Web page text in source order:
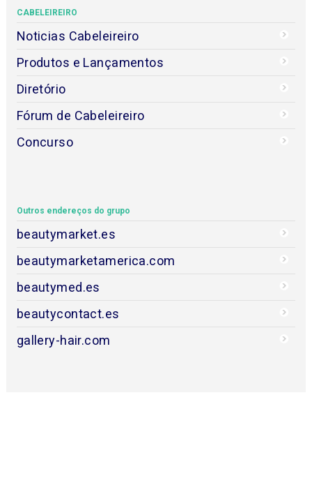
CABELEIREIRO
Noticias Cabeleireiro
Produtos e Lançamentos
Diretório
Fórum de Cabeleireiro
Concurso
Outros endereços do grupo
beautymarket.es
beautymarketamerica.com
beautymed.es
beautycontact.es
gallery-hair.com